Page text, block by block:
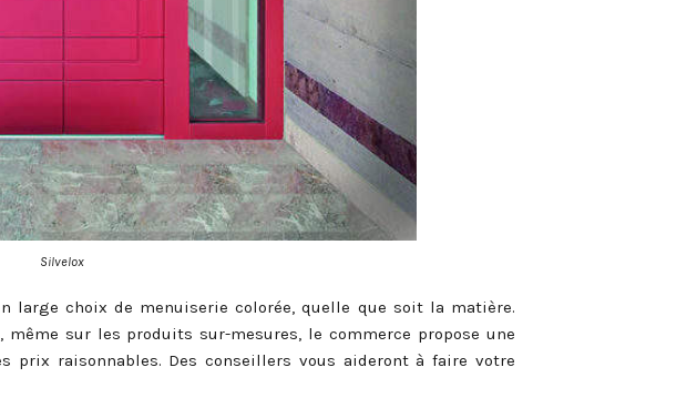
Silvelox
large choix de menuiserie colorée, quelle que soit la matière.
sur les produits sur-mesures, le commerce propose une
prix raisonnables. Des conseillers vous aideront à faire votre